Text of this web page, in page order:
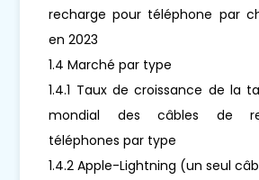
recharge pour téléphone par
en 2023
1.4 Marché par type
1.4.1 Taux de croissance de la
mondial des câbles de
téléphones par type
1.4.2 Apple-Lightning (un seul